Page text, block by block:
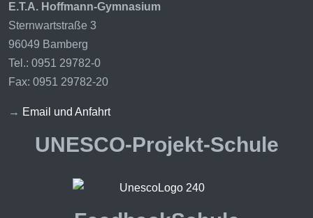
E.T.A. Hoffmann-Gymnasium
Sternwartstraße 3
96049 Bamberg
Tel.: 0951 29782-0
Fax: 0951 29782-20
→ Email und Anfahrt
UNESCO-Projekt-Schule